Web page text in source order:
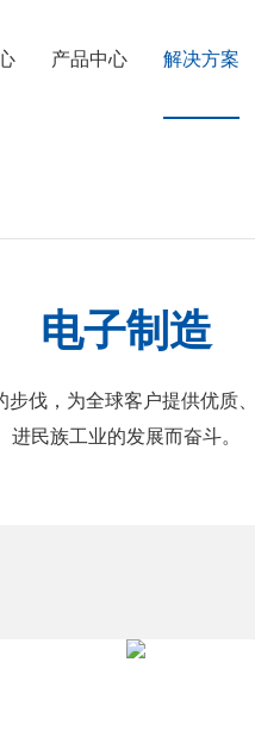
产品中心 解决方案
电子制造
步伐，为全球客户提供优质
进民族工业的发展而奋斗。